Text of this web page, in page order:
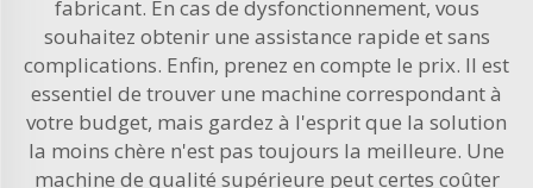
fabricant. En cas de dysfonctionnement, vous
souhaitez obtenir une assistance rapide et sans
complications. Enfin, prenez en compte le prix. Il est
essentiel de trouver une machine correspondant à
votre budget, mais gardez à l'esprit que la solution
la moins chère n'est pas toujours la meilleure. Une
machine de qualité supérieure peut certes coûter